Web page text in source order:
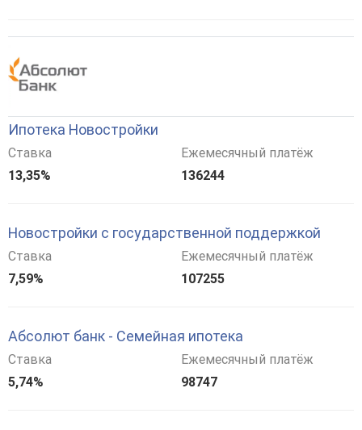
Ипотека Новостройки
Ставка
13,35%
Ежемесячный платёж
136244
Новостройки с государственной поддержкой
Ставка
7,59%
Ежемесячный платёж
107255
Абсолют банк - Семейная ипотека
Ставка
5,74%
Ежемесячный платёж
98747